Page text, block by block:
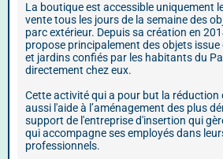
La boutique est accessible uniquement
vente tous les jours de la semaine des
parc extérieur. Depuis sa création en
propose principalement des objets
et jardins confiés par les habitants du
directement chez eux.
Cette activité qui a pour but la réduction
aussi l'aide à l’aménagement des plus
support de l'entreprise d'insertion qui
qui accompagne ses employés dans
professionnels.